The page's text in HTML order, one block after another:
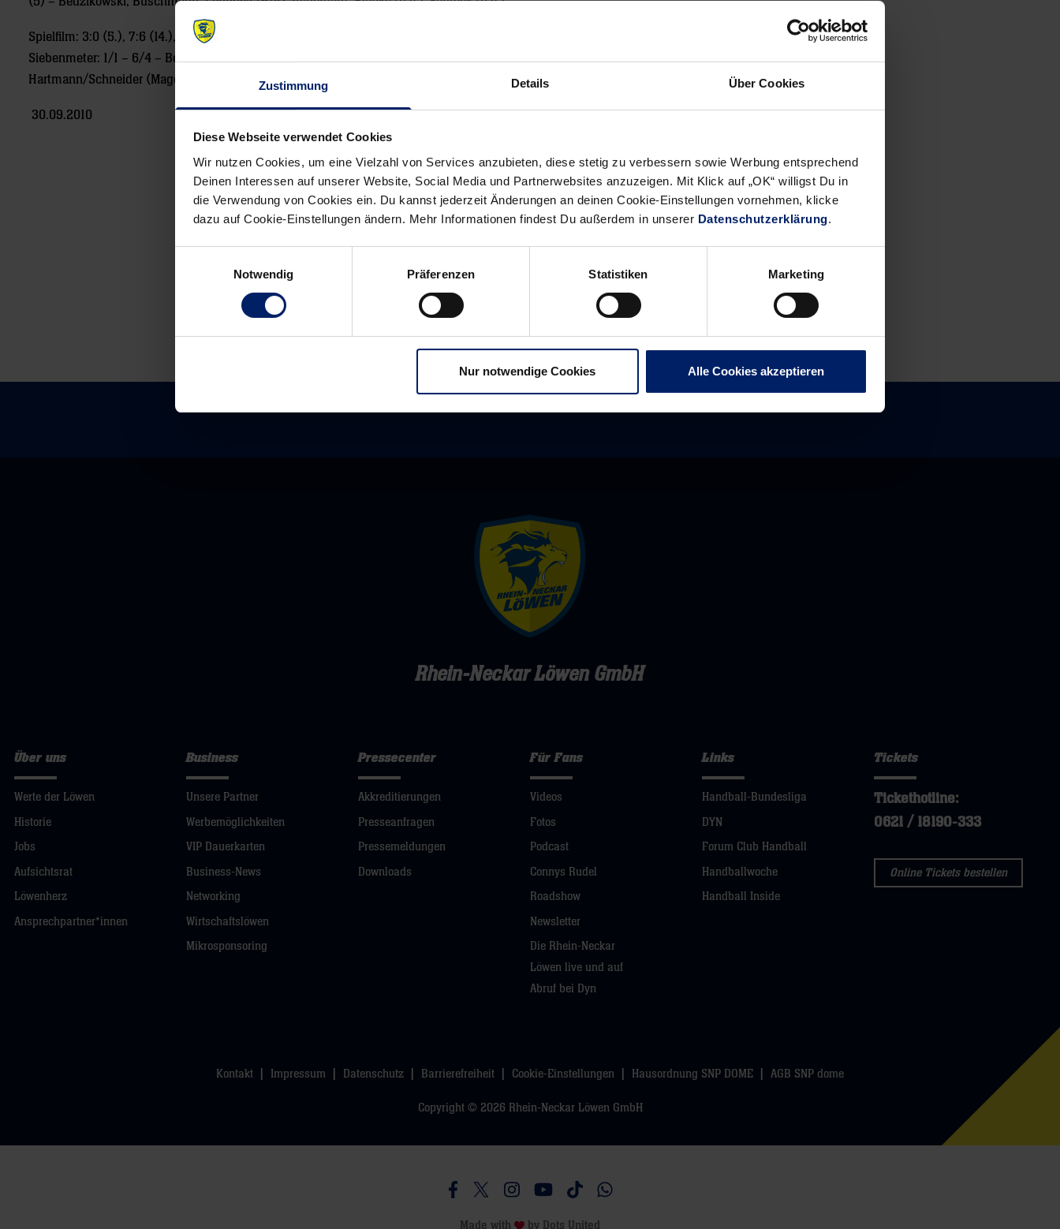
Zustimmung Details Über Cookies
Diese Webseite verwendet Cookies
Wir nutzen Cookies, um eine Vielzahl von Services anzubieten, diese stetig zu verbessern sowie Werbung entsprechend
Deinen Interessen auf unserer Website, Social Media und Partnerwebsites anzuzeigen. Mit Klick auf „OK“ willigst Du in
die Verwendung von Cookies ein. Du kannst jederzeit Änderungen an deinen Cookie-Einstellungen vornehmen, klicke
dazu auf Cookie-Einstellungen ändern. Mehr Informationen findest Du außerdem in unserer Datenschutzerklärung.
Notwendig
Präferenzen Statistiken Marketing
Nur notwendige Cookies Alle Cookies akzeptieren
Spielfilm: 3:0 (5.), 7:6 (14.), 13:7 (20.), 17:10 (26.), 21:13 (Halbzeit), 26:14 (37.), 28:21 (46.), 32:24 (53.), 34:28 (58.) – Zeitstrafen: 2/1 –
Siebenmeter: 1/1 – 6/4 – Beste Spieler: Fritz, Tkaczyk, Stefansson – Jurdsz, Jonsson, Svavarsson – Zuschauer: 7898 – Schiedsrichter:
Hartmann/Schneider (Magdeburg/Irxleben).
30.09.2010
Mit
spielerischer
Leichtigkeit
Alle News anzeigen
Europareise
geht
morgen
weiter
Rhein-Neckar Löwen GmbH
Über uns
Werte der Löwen
Historie
Jobs
Aufsichtsrat
Löwenherz
Ansprechpartner*innen
Business
Unsere Partner
Werbemöglichkeiten
VIP Dauerkarten
Business-News
Networking
Wirtschaftslöwen
Mikrosponsoring
Pressecenter
Akkreditierungen
Presseanfragen
Pressemeldungen
Downloads
Für Fans
Videos
Fotos
Podcast
Connys Rudel
Roadshow
Newsletter
Die Rhein-Neckar
Löwen live und auf
Abruf bei Dyn
Links
Handball-Bundesliga
DYN
Forum Club Handball
Handballwoche
Handball Inside
Tickets
Tickethotline:
0621 / 18190-333
Online Tickets bestellen
Kontakt Impressum Datenschutz Barrierefreiheit Cookie-Einstellungen Hausordnung SNP DOME AGB SNP dome
Copyright © 2026 Rhein-Neckar Löwen GmbH
Besucht uns auf Facebook
Besucht uns auf Twitter
Besucht uns auf Instagram
Besucht uns auf Youtube
Besucht uns auf TikTok
Besucht uns auf WhatsApp
Made with by Dots United